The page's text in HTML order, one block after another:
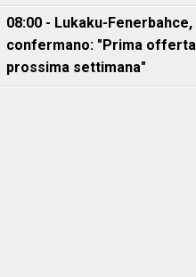
08:00 - Lukaku-
confermano: "Prima
prossima settimana"